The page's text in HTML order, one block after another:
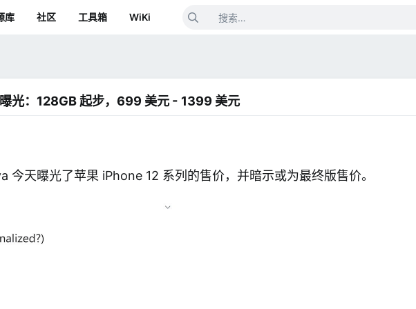
库 社区 工具箱 WiKi
光：128GB 起步，699 美元 - 1399 美元
今天曝光了苹果 iPhone 12 系列的售价，并暗示或为最终版售价。